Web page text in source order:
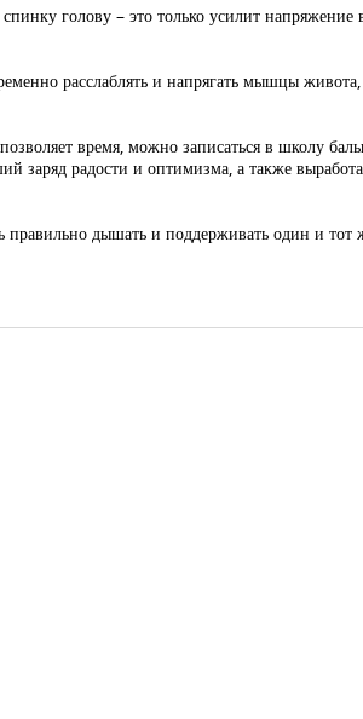
голову – это только усилит
расслаблять и напрягать мышцы
время, можно записаться в школу
заряд радости и оптимизма, а также
дышать и поддерживать один и